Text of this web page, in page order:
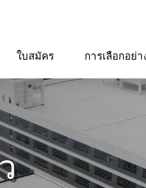
ใบสมัคร การเลือกอย่า